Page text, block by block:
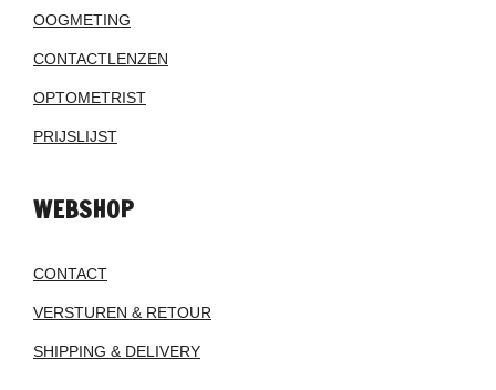
OOGMETING
CONTACTLENZEN
OPTOMETRIST
PRIJSLIJST
WEBSHOP
CONTACT
VERSTUREN & RETOUR
SHIPPING & DELIVERY